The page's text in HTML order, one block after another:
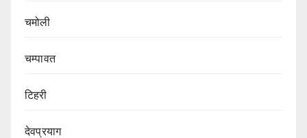
चमोली
चम्पावत
टिहरी
देवप्रयाग